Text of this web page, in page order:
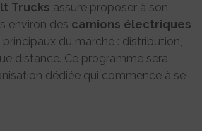
Trucks assure proposer à son
environ des camions électriques
du marché : distribution,
distance. Ce programme sera
dédiée qui commence à se